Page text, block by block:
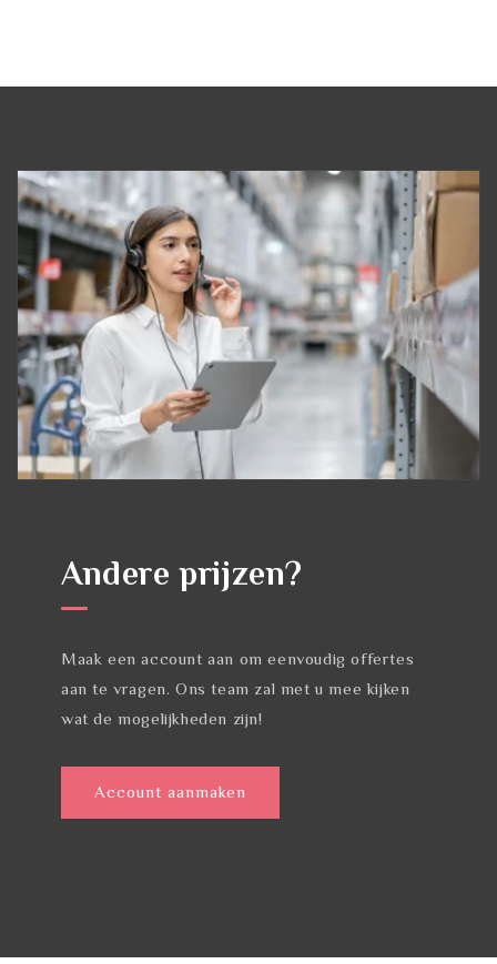
Andere prijzen?
Maak een account aan om eenvoudig offertes
aan te vragen. Ons team zal met u mee kijken
wat de mogelijkheden zijn!
Account aanmaken